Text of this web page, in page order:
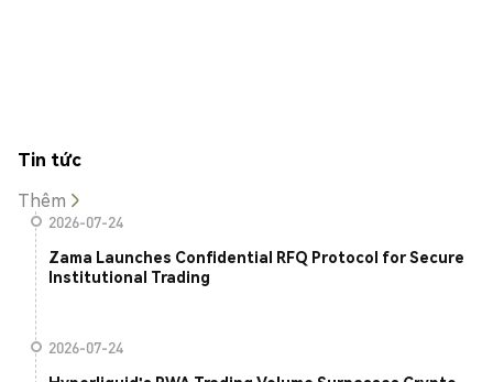
Tin tức
Thêm
2026-07-24
Zama Launches Confidential RFQ Protocol for Secure
Institutional Trading
2026-07-24